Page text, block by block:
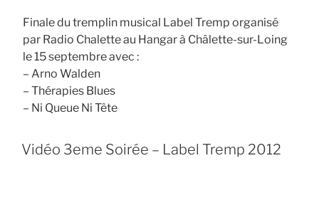
Finale du tremplin musical Label Tremp organisé
par Radio Chalette au Hangar à Châlette-sur-Loing
le 15 septembre avec :
– Arno Walden
– Thérapies Blues
– Ni Queue Ni Tête
Vidéo 3eme Soirée – Label Tremp 2012